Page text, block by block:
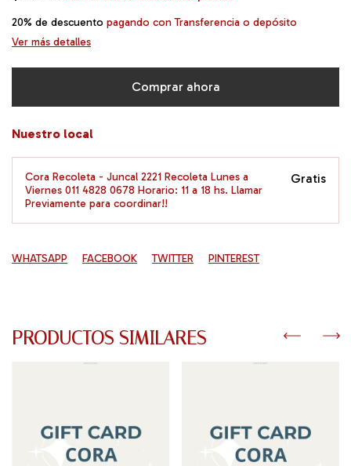
20% de descuento pagando con Transferencia o depósito
Ver más detalles
Nuestro local
Cora Recoleta - Juncal 2221 Recoleta Lunes a
Viernes 011 4828 0678 Horario: 11 a 18 hs. Llamar
Previamente para coordinar!!
Gratis
WHATSAPP FACEBOOK TWITTER PINTEREST
PRODUCTOS SIMILARES